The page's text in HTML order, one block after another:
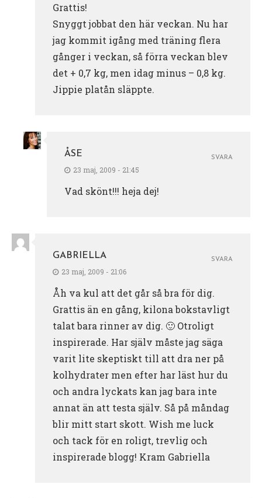
Grattis!
Snyggt jobbat den här veckan. Nu har
jag kommit igång med träning flera
gånger i veckan, så förra veckan blev
det + 0,7 kg, men idag minus – 0,8 kg.
Jippie platån släppte.
ÅSE
23 maj, 2009 - 21:45
Vad skönt!!! heja dej!
SVARA
GABRIELLA
23 maj, 2009 - 21:06
Åh va kul att det går så bra för dig.
Grattis än en gång, kilona bokstavligt
talat bara rinner av dig. 🙂 Otroligt
inspirerade. Har själv måste jag säga
varit lite skeptiskt till att dra ner på
kolhydrater men efter har läst hur du
och andra lyckats kan jag bara inte
annat än att testa själv. Så på måndag
blir mitt start skott. Wish me luck
och tack för en roligt, trevlig och
inspirerade blogg! Kram Gabriella
SVARA